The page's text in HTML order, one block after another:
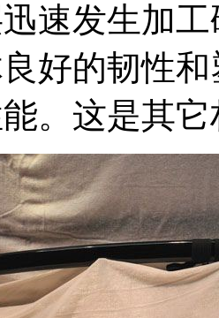
速发生加
好的韧性
。这是其